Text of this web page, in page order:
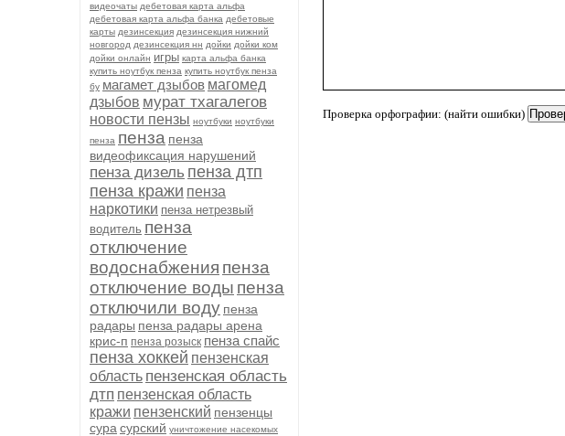
видеочаты дебетовая карта альфа
дебетовая карта альфа банка дебетовые
карты дезинсекция дезинсекция нижний
новгород дезинсекция нн дойки дойки ком
дойки онлайн игры карта альфа банка
купить ноутбук пенза купить ноутбук пенза
бу магамет дзыбов магомед
дзыбов мурат тхагалегов
новости пензы ноутбуки ноутбуки
пенза пенза пенза
видеофиксация нарушений
пенза дизель пенза дтп
пенза кражи пенза
наркотики пенза нетрезвый
водитель пенза
отключение
водоснабжения пенза
отключение воды пенза
отключили воду пенза
радары пенза радары арена
крис-п пенза розыск пенза спайс
пенза хоккей пензенская
область пензенская область
дтп пензенская область
кражи пензенский пензенцы
сура сурский уничтожение насекомых
Проверка орфографии: (найти ошибки)